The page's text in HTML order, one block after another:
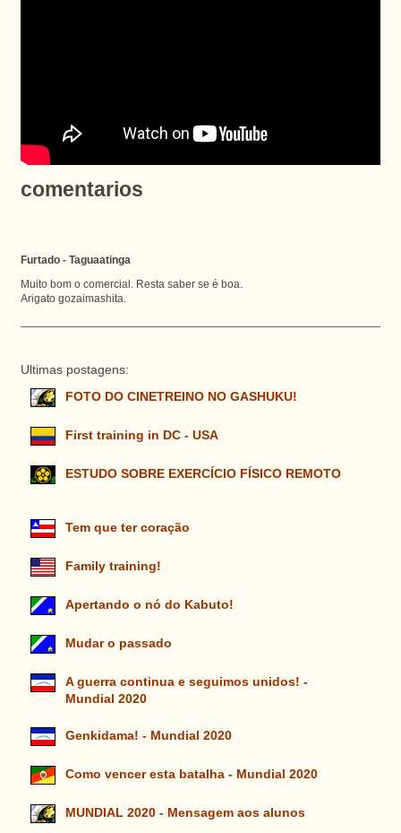
comentarios
Furtado - Taguaatinga
Muito bom o comercial. Resta saber se é boa.
Arigato gozaimashita.
Ultimas postagens:
FOTO DO CINETREINO NO GASHUKU!
First training in DC - USA
ESTUDO SOBRE EXERCÍCIO FÍSICO REMOTO
Tem que ter coração
Family training!
Apertando o nó do Kabuto!
Mudar o passado
A guerra continua e seguimos unidos! -
Mundial 2020
Genkidama! - Mundial 2020
Como vencer esta batalha - Mundial 2020
MUNDIAL 2020 - Mensagem aos alunos